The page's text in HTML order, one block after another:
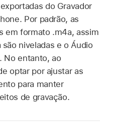
do Gravador
Por padrão, as
em formato .m4a, assim
niveladas e o Áudio
No entanto, ao
optar por ajustar as
para manter
de gravação.